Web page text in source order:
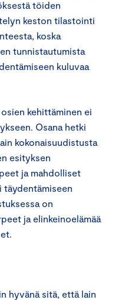
töiden
keston tilastointi
koska
tunnistautumista
kuluvaa
kehittäminen ei
Osana hetki
kokonaisuudistusta
esityksen
ja mahdolliset
täydentämiseen
on
ja elinkeinoelämää
hyvänä sitä, että lain